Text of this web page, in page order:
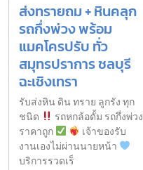
ส่งทรายถม + หินคลุก
รถกึ่งพ่วง พร้อม
แมคโครปรับ ทั่ว
สมุทรปราการ ชลบุรี
ฉะเชิงเทรา
รับส่งหิน ดิน ทราย ลูกรัง ทุก
ชนิด
รถหกล้อดั้ม รถกึ่งพ่วง
ราคาถูก
เจ้าของรับ
งานเองไม่ผ่านนายหน้า
บริการรวดเร็